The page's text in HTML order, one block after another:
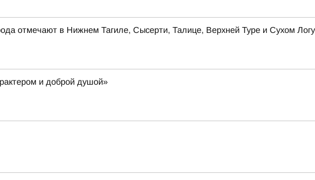
отмечают в Нижнем Тагиле, Сысерти, Талице, Верхней Туре и Сухом Логу
и доброй душой»